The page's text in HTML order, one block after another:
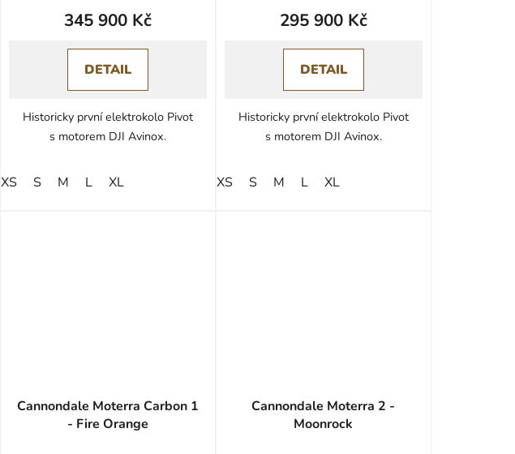
345 900 Kč
DETAIL
Historicky první elektrokolo Pivot
s motorem DJI Avinox.
XS S M L XL
295 900 Kč
DETAIL
Historicky první elektrokolo Pivot
s motorem DJI Avinox.
XS S M L XL
Cannondale Moterra Carbon 1
- Fire Orange
Cannondale Moterra 2 -
Moonrock